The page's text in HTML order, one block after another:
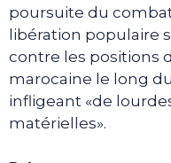
poursuite du
libération populaire
contre les positions
marocaine le long
infligeant «de
matérielles».